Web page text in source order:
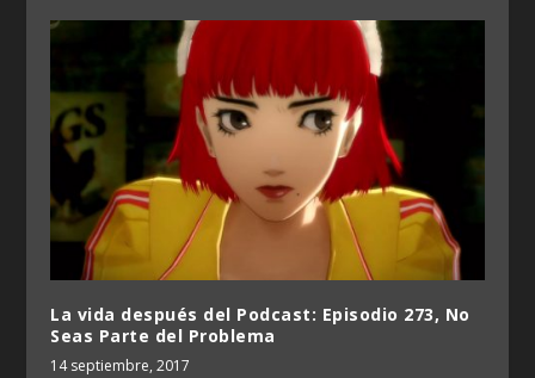
La vida después del Podcast: Episodio 273, No
Seas Parte del Problema
14 septiembre, 2017